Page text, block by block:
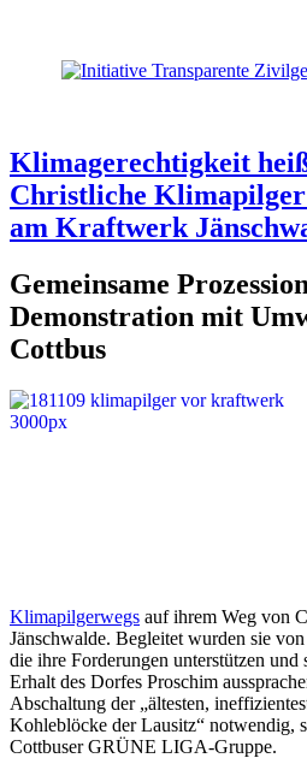
Klimagerechtigkeit
Christliche
am Kraftwerk
Gemeinsame
Demonstration mit
Cottbus
Klimapilgerwegs auf ihrem Weg von
Jänschwalde. Begleitet wurden sie
die ihre Forderungen unterstützen und
Erhalt des Dorfes Proschim
Abschaltung der „ältesten,
Kohleblöcke der Lausitz“ notwendig,
Cottbuser GRÜNE LIGA-Gruppe.